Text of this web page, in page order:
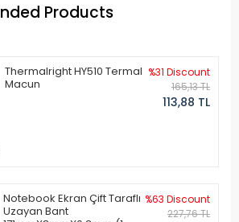
Products
Thermalright HY510 Termal
Macun
%31 Discount
165,13 TL
113,88 TL
Notebook Ekran Çift Taraflı
Uzayan Bant
%63 Discount
227,76 TL